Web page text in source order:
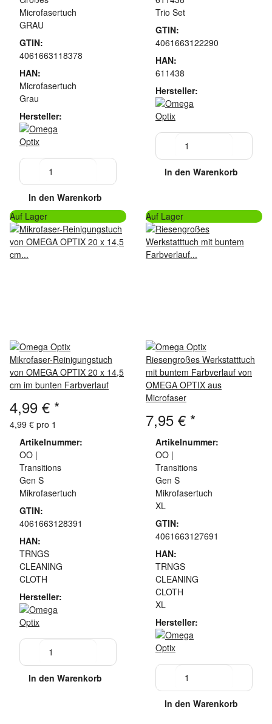
Microfasertuch
GRAU
GTIN:
4061663118378
HAN:
Microfasertuch
Grau
Hersteller:
In den Warenkorb
Trio Set
GTIN:
4061663122290
HAN:
611438
Hersteller:
In den Warenkorb
Auf Lager
Mikrofaser-Reinigungstuch
von OMEGA OPTIX 20 x 14,5
cm im bunten Farbverlauf
4,99 € *
4,99 € pro 1
Artikelnummer:
OO |
Transitions
Gen S
Mikrofasertuch
GTIN:
4061663128391
HAN:
TRNGS
CLEANING
CLOTH
Hersteller:
In den Warenkorb
Auf Lager
Riesengroßes Werkstatttuch
mit buntem Farbverlauf von
OMEGA OPTIX aus
Microfaser
7,95 € *
Artikelnummer:
OO |
Transitions
Gen S
Mikrofasertuch
XL
GTIN:
4061663127691
HAN:
TRNGS
CLEANING
CLOTH
XL
Hersteller:
In den Warenkorb